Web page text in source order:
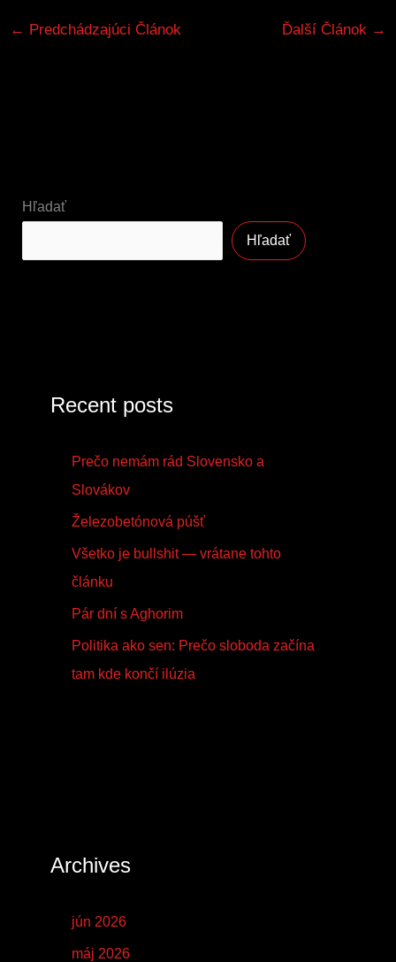
← Predchádzajúci Článok Ďalší Článok →
Hľadať
Hľadať
Recent posts
Prečo nemám rád Slovensko a
Slovákov
Železobetónová púšť
Všetko je bullshit — vrátane tohto
článku
Pár dní s Aghorim
Politika ako sen: Prečo sloboda začína
tam kde končí ilúzia
Archives
jún 2026
máj 2026